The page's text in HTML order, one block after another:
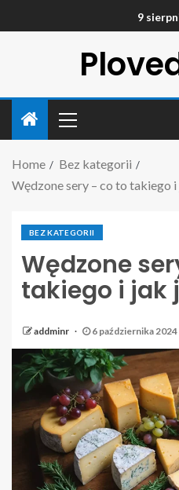
9
Home
Bez kategorii
Wędzone sery – co to takiego
BEZ KATEGORII
Wędzone
takiego i jak
addminr 6 października 2024